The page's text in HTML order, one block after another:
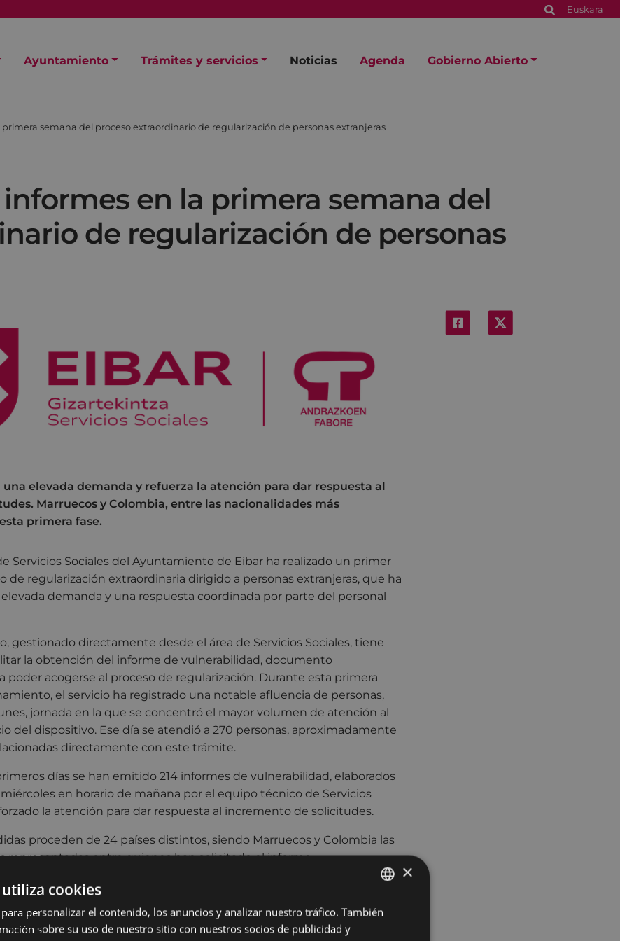
Euskara
Ayuntamiento Trámites y servicios Noticias Agenda Gobierno Abierto
semana del proceso extraordinario de regularización de personas extranjeras
en la primera semana del
de regularización de personas
una elevada demanda y refuerza la atención para dar respuesta al
Marruecos y Colombia, entre las nacionalidades más
primera fase.
Servicios Sociales del Ayuntamiento de Eibar ha realizado un primer
de regularización extraordinaria dirigido a personas extranjeras, que ha
demanda y una respuesta coordinada por parte del personal
gestionado directamente desde el área de Servicios Sociales, tiene
la obtención del informe de vulnerabilidad, documento
poder acogerse al proceso de regularización. Durante esta primera
el servicio ha registrado una notable afluencia de personas,
jornada en la que se concentró el mayor volumen de atención al
del dispositivo. Ese día se atendió a 270 personas, aproximadamente
directamente con este trámite.
días se han emitido 214 informes de vulnerabilidad, elaborados
en horario de mañana por el equipo técnico de Servicios
la atención para dar respuesta al incremento de solicitudes.
proceden de 24 países distintos, siendo Marruecos y Colombia las
representadas entre quienes han solicitado el informe.
funcionando sin cita previa, en horario de 9:00 a 14:00 horas, de lunes
abierto, hasta el próximo 30 de junio.
BASQUE
×
cookies
personalizar el contenido, los anuncios y analizar nuestro tráfico. También
sobre su uso de nuestro sitio con nuestros socios de publicidad y